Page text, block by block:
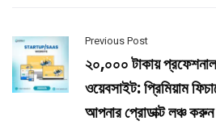
Previous Post
২০,০০০ টাকায়
ওয়েবসাইট: প্রিমিয়াম
আপনার প্রোডাক্ট লঞ্চ করুন